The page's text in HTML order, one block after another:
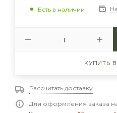
Есть в наличии
КУПИТЬ
Рассчитать доставку
Для оформления заказа